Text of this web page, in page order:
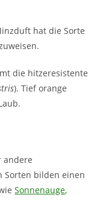
hat die Sorte
die hitzeresistente
). Tief orange
andere
Sorten bilden einen
Sonnenauge,